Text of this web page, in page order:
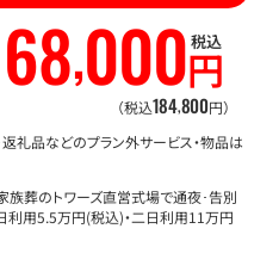
,000円
税込
（税込184,800円）
礼品などのプラン外サービス・物品は
葬のトワーズ直営式場で通夜･告別
利用5.5万円(税込)・二日利用11万円